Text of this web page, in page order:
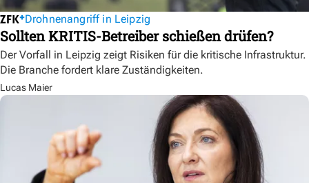
Drohnenangriff in Leipzig
Sollten KRITIS-Betreiber schießen drüfen?
Der Vorfall in Leipzig zeigt Risiken für die kritische Infrastruktur.
Die Branche fordert klare Zuständigkeiten.
Lucas Maier